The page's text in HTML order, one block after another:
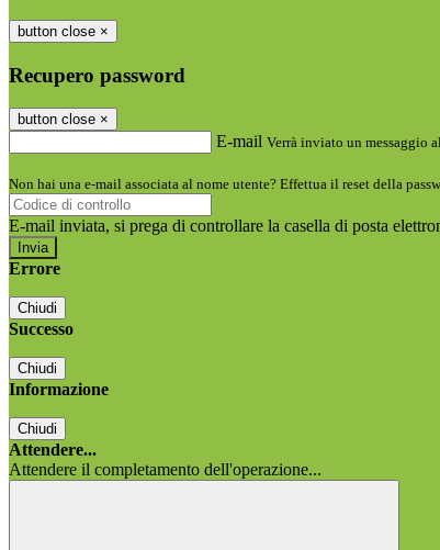
button close ×
Recupero password
button close ×
E-mail Verrà inviato un messaggio
Non hai una e-mail associata al nome utente? Effettua il reset della
E-mail inviata, si prega di controllare la casella di posta
Errore
Chiudi
Successo
Chiudi
Informazione
Chiudi
Attendere...
Attendere il completamento dell'operazione...